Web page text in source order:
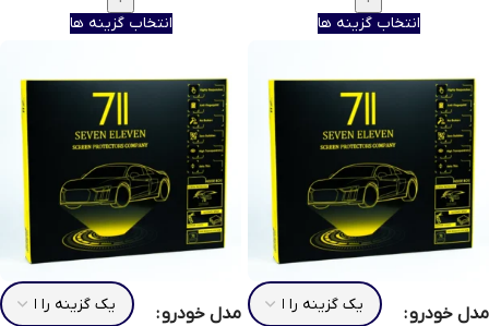
انتخاب گزینه ها انتخاب گزینه ها
مدل خودرو مدل خودرو